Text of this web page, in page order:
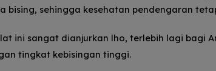
bising, sehingga kesehatan pendengaran
ini sangat dianjurkan lho, terlebih lagi bagi
tingkat kebisingan tinggi.